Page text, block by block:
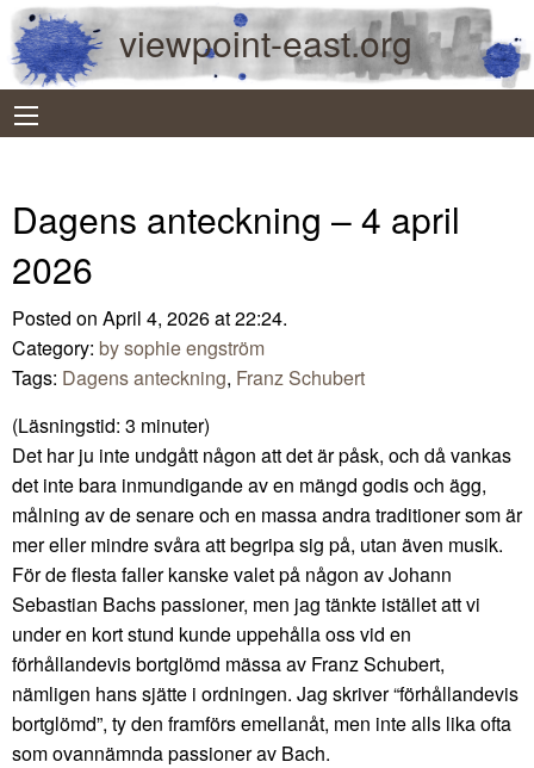
viewpoint-east.org
Dagens anteckning – 4 april
2026
Posted on April 4, 2026 at 22:24.
Category: by sophie engström
Tags: Dagens anteckning, Franz Schubert
(Läsningstid: 3 minuter)
Det har ju inte undgått någon att det är påsk, och då vankas
det inte bara inmundigande av en mängd godis och ägg,
målning av de senare och en massa andra traditioner som är
mer eller mindre svåra att begripa sig på, utan även musik.
För de flesta faller kanske valet på någon av Johann
Sebastian Bachs passioner, men jag tänkte istället att vi
under en kort stund kunde uppehålla oss vid en
förhållandevis bortglömd mässa av Franz Schubert,
nämligen hans sjätte i ordningen. Jag skriver “förhållandevis
bortglömd”, ty den framförs emellanåt, men inte alls lika ofta
som ovannämnda passioner av Bach.